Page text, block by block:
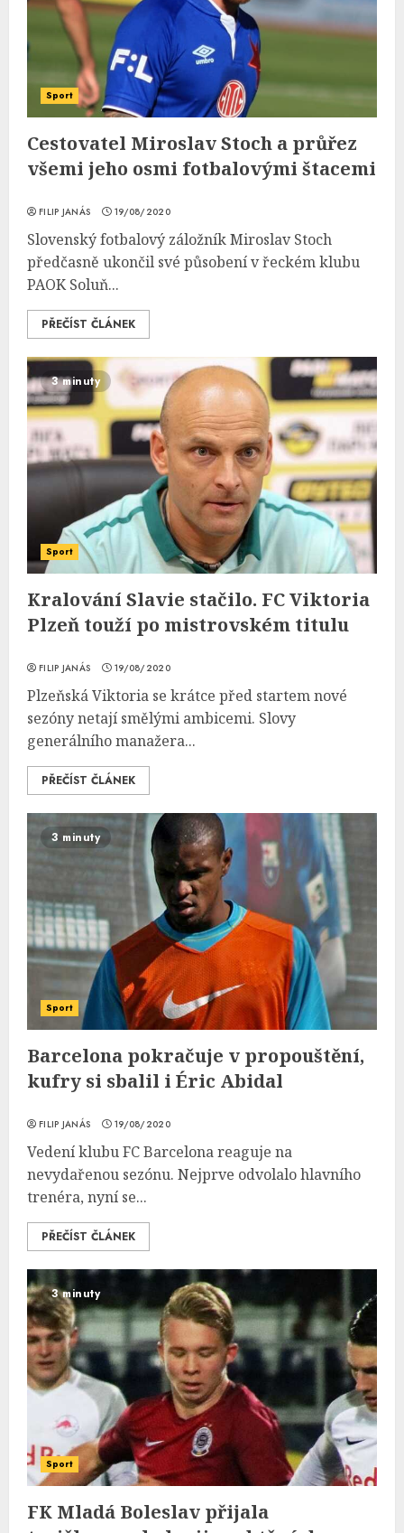
Sport
Cestovatel Miroslav Stoch a průřez
všemi jeho osmi fotbalovými štacemi
FILIP JANÁS 19/08/2020
Slovenský fotbalový záložník Miroslav Stoch
předčasně ukončil své působení v řeckém klubu
PAOK Soluň...
PŘEČÍST ČLÁNEK
3 minuty
Sport
Kralování Slavie stačilo. FC Viktoria
Plzeň touží po mistrovském titulu
FILIP JANÁS 19/08/2020
Plzeňská Viktoria se krátce před startem nové
sezóny netají smělými ambicemi. Slovy
generálního manažera...
PŘEČÍST ČLÁNEK
3 minuty
Sport
Barcelona pokračuje v propouštění,
kufry si sbalil i Éric Abidal
FILIP JANÁS 19/08/2020
Vedení klubu FC Barcelona reaguje na
nevydařenou sezónu. Nejprve odvolalo hlavního
trenéra, nyní se...
PŘEČÍST ČLÁNEK
3 minuty
Sport
FK Mladá Boleslav přijala